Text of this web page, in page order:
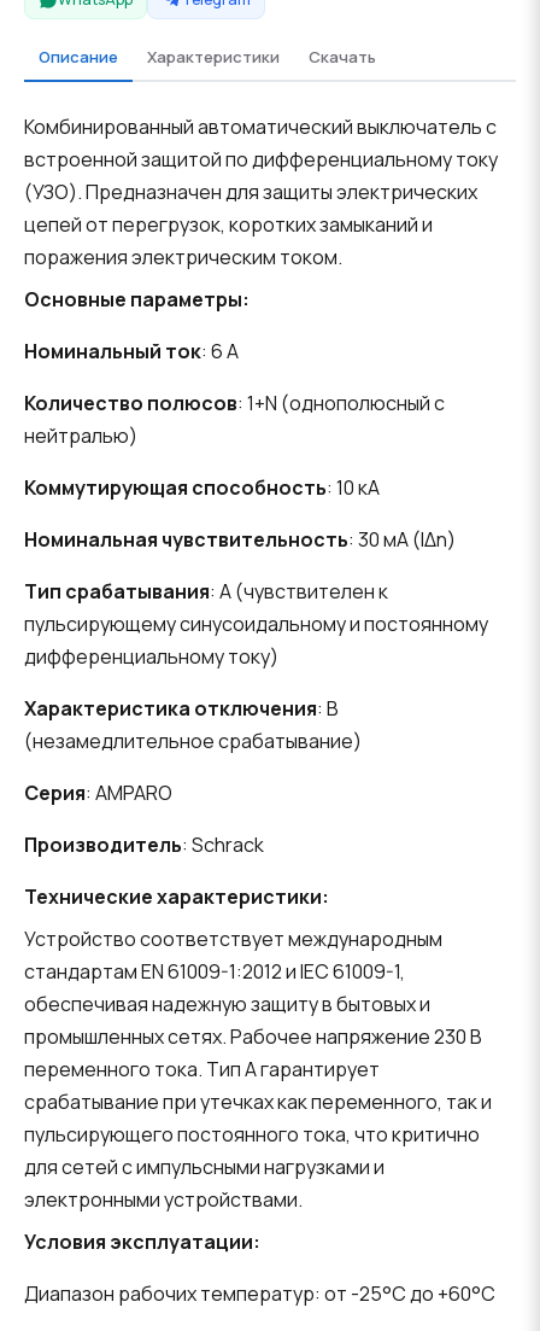
Описание Характеристики Скачать
Комбинированный автоматический выключатель с
встроенной защитой по дифференциальному току
(УЗО). Предназначен для защиты электрических
цепей от перегрузок, коротких замыканий и
поражения электрическим током.
Основные параметры:
Номинальный ток: 6 A
Количество полюсов: 1+N (однополюсный с
нейтралью)
Коммутирующая способность: 10 кА
Номинальная чувствительность: 30 мА (IΔn)
Тип срабатывания: A (чувствителен к
пульсирующему синусоидальному и постоянному
дифференциальному току)
Характеристика отключения: B
(незамедлительное срабатывание)
Серия: AMPARO
Производитель: Schrack
Технические характеристики:
Устройство соответствует международным
стандартам EN 61009-1:2012 и IEC 61009-1,
обеспечивая надежную защиту в бытовых и
промышленных сетях. Рабочее напряжение 230 В
переменного тока. Тип A гарантирует
срабатывание при утечках как переменного, так и
пульсирующего постоянного тока, что критично
для сетей с импульсными нагрузками и
электронными устройствами.
Условия эксплуатации:
Диапазон рабочих температур: от -25°C до +60°C